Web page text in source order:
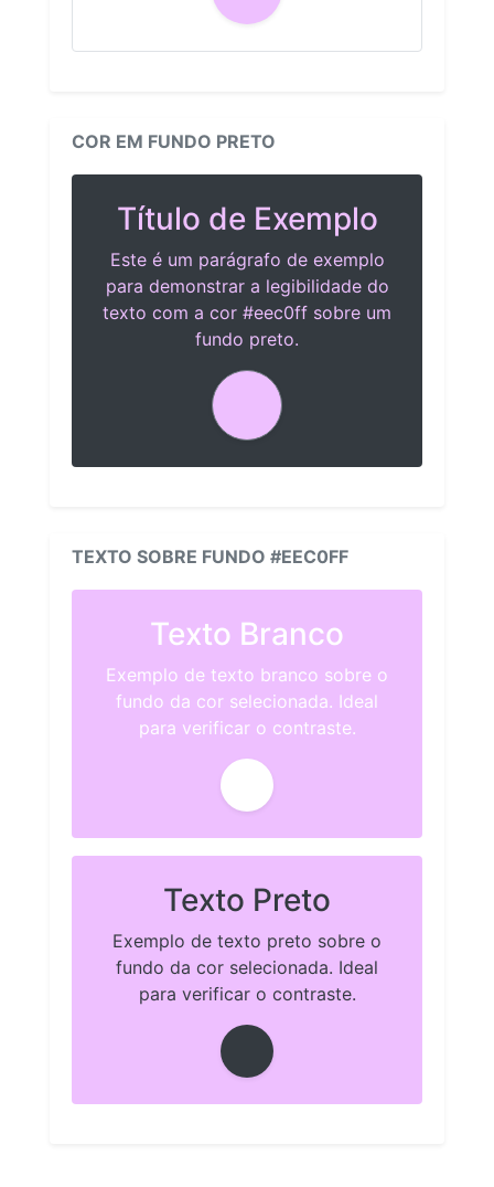
COR EM FUNDO PRETO
Título de Exemplo
Este é um parágrafo de exemplo
para demonstrar a legibilidade do
texto com a cor #eec0ff sobre um
fundo preto.
TEXTO SOBRE FUNDO #EEC0FF
Texto Branco
Exemplo de texto branco sobre o
fundo da cor selecionada. Ideal
para verificar o contraste.
Texto Preto
Exemplo de texto preto sobre o
fundo da cor selecionada. Ideal
para verificar o contraste.